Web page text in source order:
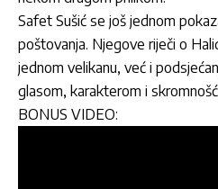
Safet Sušić se još jednom
poštovanja. Njegove riječi o
jednom velikanu, već i
glasom, karakterom i
BONUS VIDEO: